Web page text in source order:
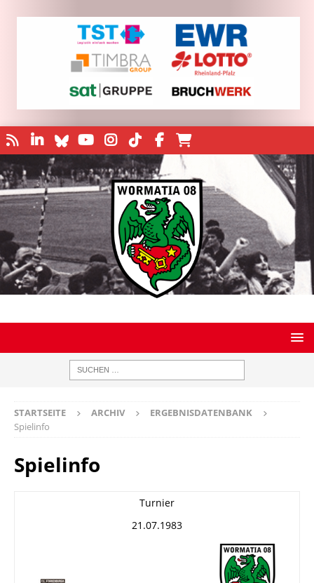
STARTSEITE ARCHIV
ERGEBNISDATENBANK
Spielinfo
Spielinfo
Turnier
21.07.1983